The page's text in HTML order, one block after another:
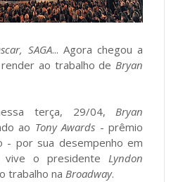
SAGA... Agora chegou a
ao trabalho deBryan
terça, 29/04,Bryan
ao Tony Awards - prêmio
- por sua desempenho em
vive o presidenteLyndon
trabalho na Broadway.